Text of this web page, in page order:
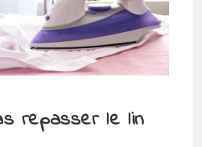
repasser le lin